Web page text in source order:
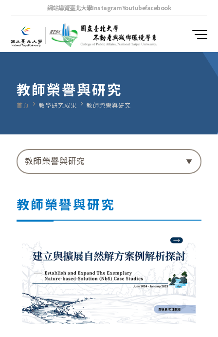
網站導覽臺北大學InstagramYoutubefacebook
教師榮譽與研究
首頁 navigate_next 教學研究成果 navigate_next 教師榮譽與研究
教師榮譽與研究
教師榮譽與研究